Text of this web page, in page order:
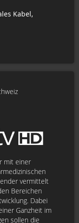
Kabel,
mit einer
vermittelt
Bereichen
Dabei
Ganzheit im
sollen die